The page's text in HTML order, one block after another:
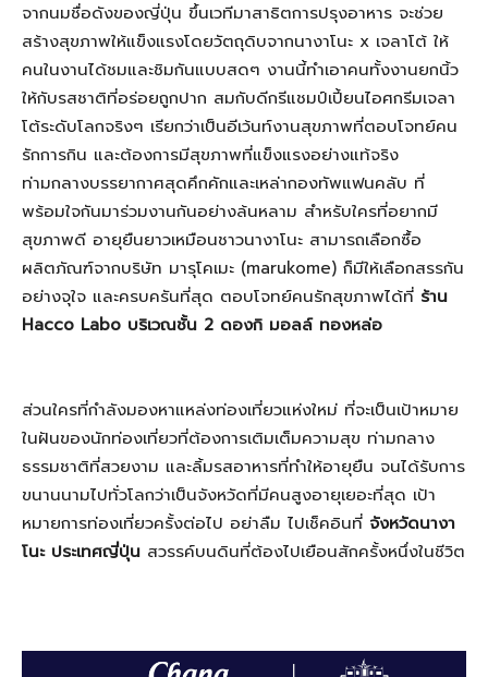
จากนมชื่อดังของญี่ปุ่น ขึ้นเวทีมาสาธิตการปรุงอาหาร จะช่วย
สร้างสุขภาพให้แข็งแรงโดยวัตถุดิบจากนางาโนะ x เจลาโต้ ให้
คนในงานได้ชมและชิมกันแบบสดๆ งานนี้ทำเอาคนทั้งงานยกนิ้ว
ให้กับรสชาติที่อร่อยถูกปาก สมกับดีกรีแชมป์เปี้ยนไอศกรีมเจลา
โต้ระดับโลกจริงๆ เรียกว่าเป็นอีเว้นท์งานสุขภาพที่ตอบโจทย์คน
รักการกิน และต้องการมีสุขภาพที่แข็งแรงอย่างแท้จริง
ท่ามกลางบรรยากาศสุดคึกคักและเหล่ากองทัพแฟนคลับ ที่
พร้อมใจกันมาร่วมงานกันอย่างล้นหลาม สำหรับใครที่อยากมี
สุขภาพดี อายุยืนยาวเหมือนชาวนางาโนะ สามารถเลือกซื้อ
ผลิตภัณฑ์จากบริษัท มารุโคเมะ (marukome) ก็มีให้เลือกสรรกัน
อย่างจุใจ และครบครันที่สุด ตอบโจทย์คนรักสุขภาพได้ที่ ร้าน
Hacco Labo บริเวณชั้น 2 ดองกิ มอลล์ ทองหล่อ
ส่วนใครที่กำลังมองหาแหล่งท่องเที่ยวแห่งใหม่ ที่จะเป็นเป้าหมาย
ในฝันของนักท่องเที่ยวที่ต้องการเติมเต็มความสุข ท่ามกลาง
ธรรมชาติที่สวยงาม และลิ้มรสอาหารที่ทำให้อายุยืน จนได้รับการ
ขนานนามไปทั่วโลกว่าเป็นจังหวัดที่มีคนสูงอายุเยอะที่สุด เป้า
หมายการท่องเที่ยวครั้งต่อไป อย่าลืม ไปเช็คอินที่ จังหวัดนางา
โนะ ประเทศญี่ปุ่น สวรรค์บนดินที่ต้องไปเยือนสักครั้งหนึ่งในชีวิต